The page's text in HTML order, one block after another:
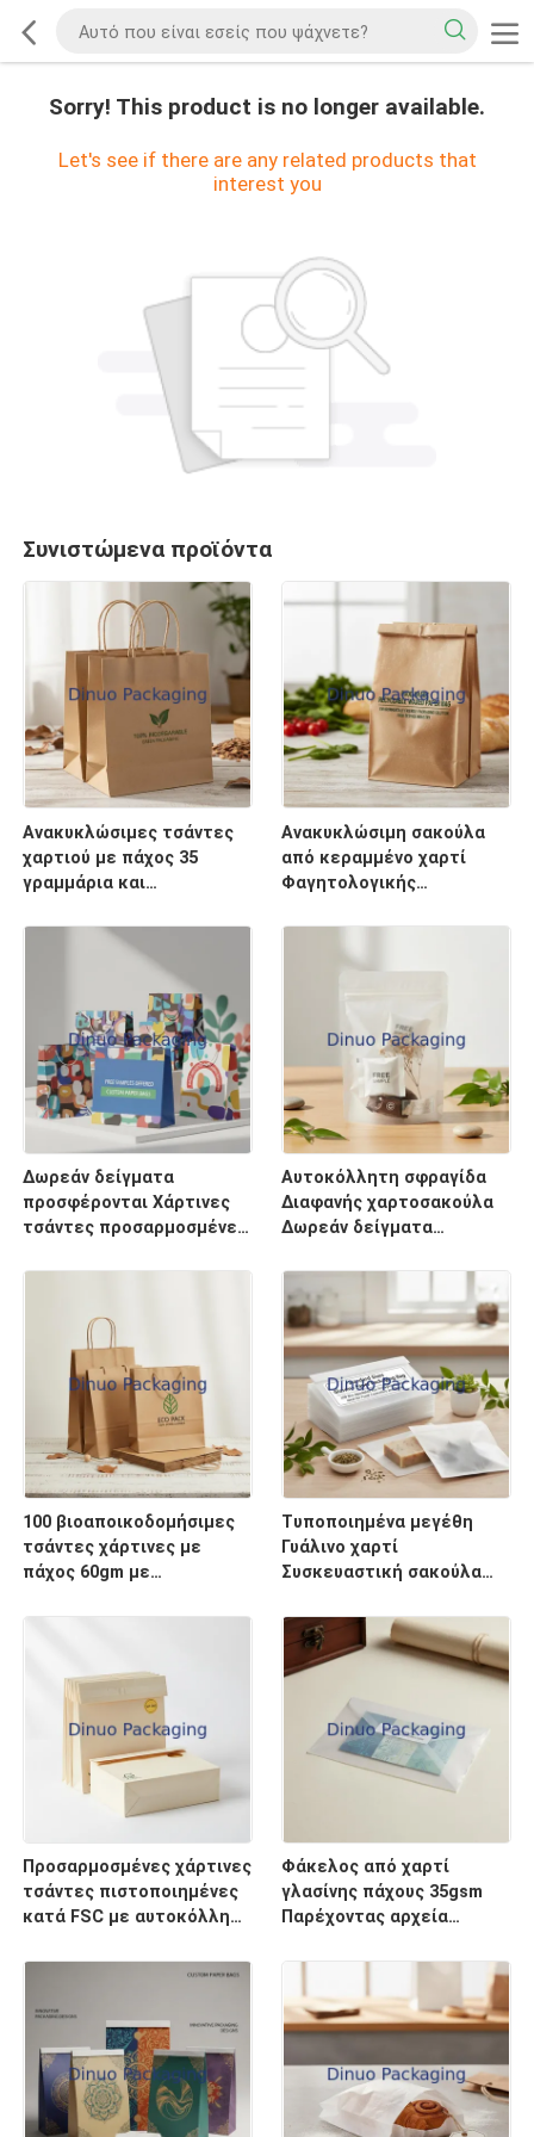
Sorry! This product is no longer available.
Let's see if there are any related products that
interest you
Συνιστώμενα προϊόντα
Ανακυκλώσιμες τσάντες
χαρτιού με πάχος 35
γραμμάρια και
χαρακτήρα 100
σχεδιασμένες για τις
ανάγκες των πράσινων
συσκευασιών
Ανακυκλώσιμη σακούλα
από κεραμμένο χαρτί
Φαγητολογικής
Περιβαλλοντικά φιλική
λύση συσκευασίας για τη
Δωρεάν δείγματα
προσφέρονται Χάρτινες
τσάντες προσαρμοσμένες
χρώματα Ιδανικές για
Αυτοκόλλητη σφραγίδα
Διαφανής χαρτοσακούλα
Δωρεάν δείγματα
για λιανική πώληση
τροφίμων και
συσκευασίας δώρων
Περιβαλλοντικά φιλικό
υλικό
100 βιοαποικοδομήσιμες
τσάντες χάρτινες με
πάχος 60gm με
προσαρμοσμένα μεγέθη
το περιβάλλον
συσκευασίες
Τυποποιημένα μεγέθη
Γυάλινο χαρτί
Συσκευαστική σακούλα
προς το περιβάλλον λύση
συσκευασίας Ιδανική για
καλλυντικά τροφίμων και
λιανικής
Προσαρμοσμένες χάρτινες
τσάντες πιστοποιημένες
κατά FSC με αυτοκόλλητη
συσκευασία λιανικής και
Φάκελος από χαρτί
γλασίνης πάχους 35gsm
Παρέχοντας αρχεία
Σχεδιασμένος για
Αρχειοθέτηση και
Διατήρηση Εγγράφων